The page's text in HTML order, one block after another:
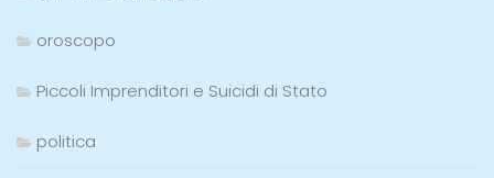
oroscopo
Piccoli Imprenditori e Suicidi di Stato
politica